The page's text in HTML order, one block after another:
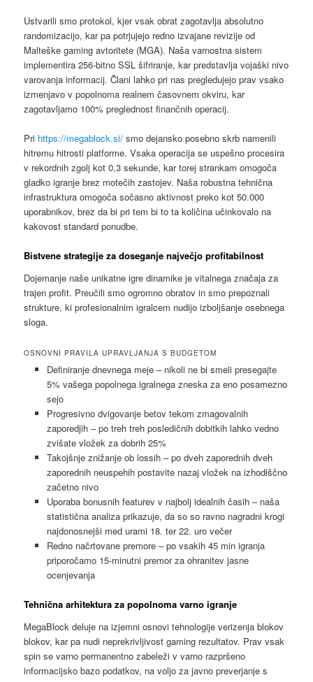
Ustvarili smo protokol, kjer vsak obrat zagotavlja absolutno
randomizacijo, kar pa potrjujejo redno izvajane revizije od
Malteške gaming avtoritete (MGA). Naša varnostna sistem
implementira 256-bitno SSL šifriranje, kar predstavlja vojaški nivo
varovanja informacij. Člani lahko pri nas pregledujejo prav vsako
izmenjavo v popolnoma realnem časovnem okviru, kar
zagotavljamo 100% preglednost finančnih operacij.
Pri https://megablock.si/ smo dejansko posebno skrb namenili
hitremu hitrosti platforme. Vsaka operacija se uspešno procesira
v rekordnih zgolj kot 0,3 sekunde, kar torej strankam omogoča
gladko igranje brez motečih zastojev. Naša robustna tehnična
infrastruktura omogoča sočasno aktivnost preko kot 50.000
uporabnikov, brez da bi pri tem bi to ta količina učinkovalo na
kakovost standard ponudbe.
Bistvene strategije za doseganje največjo profitabilnost
Dojemanje naše unikatne igre dinamike je vitalnega značaja za
trajen profit. Preučili smo ogromno obratov in smo prepoznali
strukture, ki profesionalnim igralcem nudijo izboljšanje osebnega
sloga.
OSNOVNI PRAVILA UPRAVLJANJA S BUDGETOM
Definiranje dnevnega meje – nikoli ne bi smeli presegajte
5% vašega popolnega igralnega zneska za eno posamezno
sejo
Progresivno dvigovanje betov tekom zmagovalnih
zaporedjih – po treh treh posledičnih dobitkih lahko vedno
zvišate vložek za dobrih 25%
Takojšnje znižanje ob lossih – po dveh zaporednih dveh
zaporednih neuspehih postavite nazaj vložek na izhodiščno
začetno nivo
Uporaba bonusnih featurev v najbolj idealnih časih – naša
statistična analiza prikazuje, da so so ravno nagradni krogi
najdonosnejši med urami 18. ter 22. uro večer
Redno načrtovane premore – po vsakih 45 min igranja
priporočamo 15-minutni premor za ohranitev jasne
ocenjevanja
Tehnična arhitektura za popolnoma varno igranje
MegaBlock deluje na izjemni osnovi tehnologije verizenja blokov
blokov, kar pa nudi neprekrivljivost gaming rezultatov. Prav vsak
spin se varno permanentno zabeleži v varno razpršeno
informacijsko bazo podatkov, na voljo za javno preverjanje s